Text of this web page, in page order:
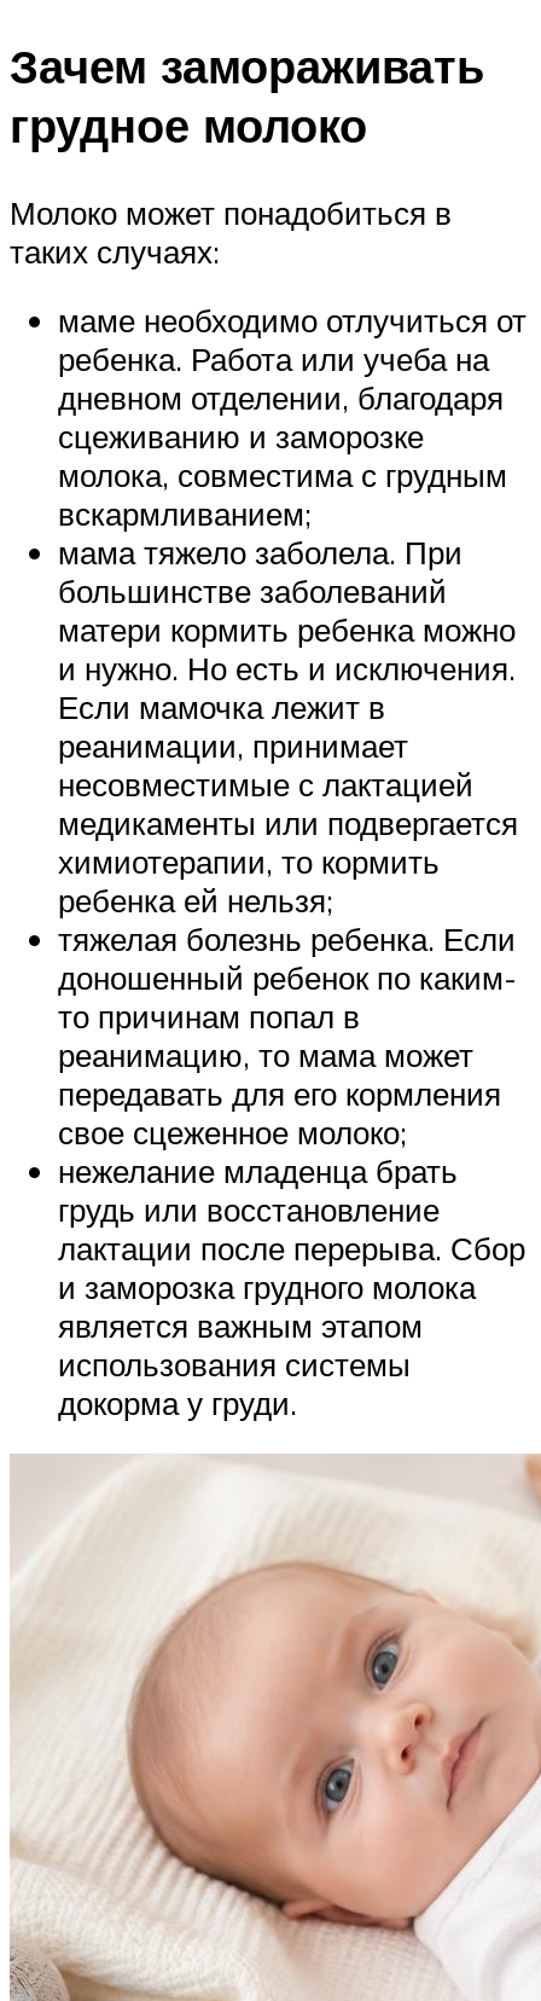
Зачем замораживать
грудное молоко
Молоко может понадобиться в
таких случаях:
маме необходимо отлучиться от
ребенка. Работа или учеба на
дневном отделении, благодаря
сцеживанию и заморозке
молока, совместима с грудным
вскармливанием;
мама тяжело заболела. При
большинстве заболеваний
матери кормить ребенка можно
и нужно. Но есть и исключения.
Если мамочка лежит в
реанимации, принимает
несовместимые с лактацией
медикаменты или подвергается
химиотерапии, то кормить
ребенка ей нельзя;
тяжелая болезнь ребенка. Если
доношенный ребенок по каким-
то причинам попал в
реанимацию, то мама может
передавать для его кормления
свое сцеженное молоко;
нежелание младенца брать
грудь или восстановление
лактации после перерыва. Сбор
и заморозка грудного молока
является важным этапом
использования системы
докорма у груди.